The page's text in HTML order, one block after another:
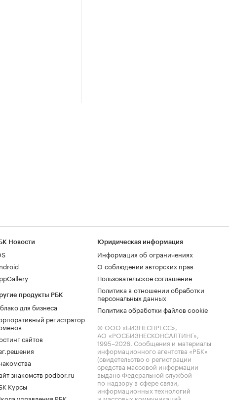
Новости
продукты РБК
для бизнеса
регистратор
сайтов
знакомств podbor.ru
Курсы
управления РБК
Юридическая информация
Информация об ограничениях
О соблюдении авторских прав
Пользовательское соглашение
Политика в отношении обработки
персональных данных
Политика обработки файлов cookie
© ООО «БИЗНЕСПРЕСС»,
АО «РОСБИЗНЕСКОНСАЛТИНГ»,
1995–2026. Сообщения и материалы
информационного агентства «РБК»
(свидетельство о регистрации
средства массовой информации
выдано Федеральной службой
по надзору в сфере связи,
информационных технологий
и массовых коммуникаций